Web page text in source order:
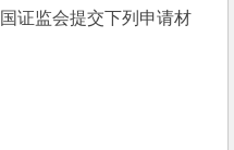
证监会提交下列申请材